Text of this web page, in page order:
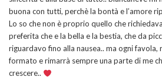
buona con tutti, perchè la bontà e l’amore
Lo so che non è proprio quello che
preferita che e la bella e la bestia, che da
riguardavo fino alla nausea.. ma ogni favola,
formato e rimarrà sempre una parte di me
crescere..